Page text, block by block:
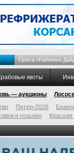
Газета «Fishnews
квоты
— аукционы
Питер-2026
и пошлин